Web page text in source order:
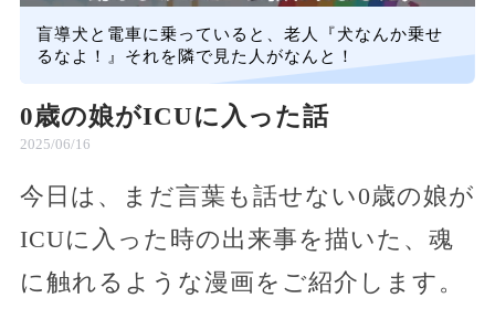
盲導犬と電車に乗っていると、老人『犬なんか乗せ
るなよ！』それを隣で見た人がなんと！
0歳の娘がICUに入った話
2025/06/16
今日は、まだ言葉も話せない0歳の娘が
ICUに入った時の出来事を描いた、魂
に触れるような漫画をご紹介します。